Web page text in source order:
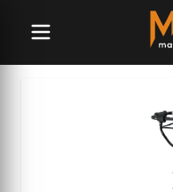
Jardinage et